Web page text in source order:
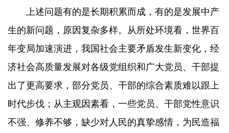
上述问题有的是长期积累而成，有的是发展中产
生的新问题，原因复杂多样。从所处环境看，世界百
年变局加速演进，我国社会主要矛盾发生新变化，经
济社会高质量发展对各级党组织和广大党员、干部提
出了更高要求，部分党员、干部的综合素质难以跟上
时代步伐；从主观因素看，一些党员、干部党性意识
不强、修养不够，缺少对人民的真挚感情，为民造福